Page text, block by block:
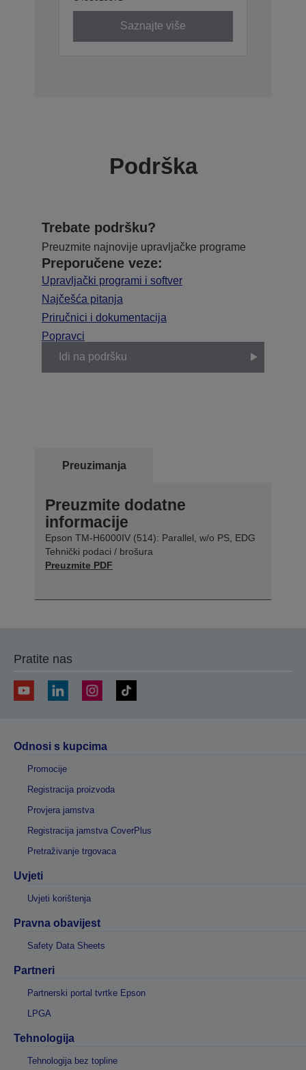
Saznajte više
Podrška
Trebate podršku?
Preuzmite najnovije upravljačke programe
Preporučene veze:
Upravljački programi i softver
Najčešća pitanja
Priručnici i dokumentacija
Popravci
Idi na podršku
Preuzimanja
Preuzmite dodatne
informacije
Epson TM-H6000IV (514): Parallel, w/o PS, EDG
Tehnički podaci / brošura
Preuzmite PDF
Pratite nas
Odnosi s kupcima
Promocije
Registracija proizvoda
Provjera jamstva
Registracija jamstva CoverPlus
Pretraživanje trgovaca
Uvjeti
Uvjeti korištenja
Pravna obavijest
Safety Data Sheets
Partneri
Partnerski portal tvrtke Epson
LPGA
Tehnologija
Tehnologija bez topline